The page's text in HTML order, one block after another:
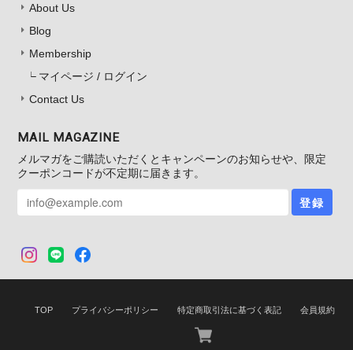
About Us
Blog
Membership
マイページ / ログイン
Contact Us
MAIL MAGAZINE
メルマガをご購読いただくとキャンペーンのお知らせや、限定
クーポンコードが不定期に届きます。
登録
TOP プライバシーポリシー 特定商取引法に基づく表記 会員規約